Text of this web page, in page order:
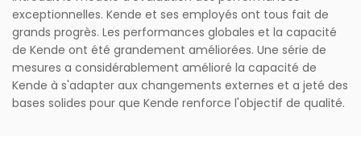
exceptionnelles. Kende et ses employés ont tous fait de
grands progrès. Les performances globales et la capacité
de Kende ont été grandement améliorées. Une série de
mesures a considérablement amélioré la capacité de
Kende à s'adapter aux changements externes et a jeté des
bases solides pour que Kende renforce l'objectif de qualité.